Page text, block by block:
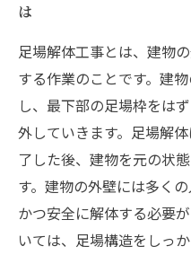
は
足場解体工事とは、建物
する作業のことです。建
し、最下部の足場枠をは
外していきます。足場解
了した後、建物を元の状
す。建物の外壁には多く
かつ安全に解体する必要
いては、足場構造をしっ